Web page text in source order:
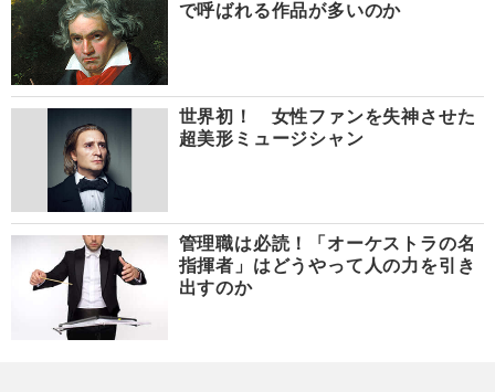
で呼ばれる作品が多いのか
世界初！ 女性ファンを失神させた
超美形ミュージシャン
管理職は必読！「オーケストラの名
指揮者」はどうやって人の力を引き
出すのか